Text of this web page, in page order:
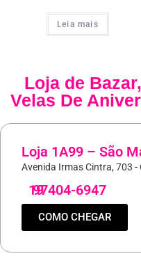
Leia mais
Loja de Bazar,
Velas De
Loja 1A99 – São
Avenida Irmas Cintra, 703 -
19
97404-6947
COMO CHEGAR